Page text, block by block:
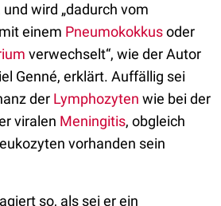
wird „dadurch vom
einem Pneumokokkusoder
verwechselt“, wie der Autor
Genné, erklärt. Auffällig sei
der Lymphozyten wie bei der
viralen Meningitis, obgleich
vorhanden sein
so, als sei er ein